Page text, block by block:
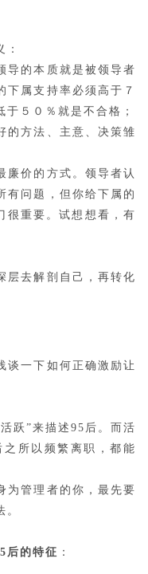
导的本质就是被领导者
下属支持率必须高于７
５０％就是不合格；
的方法、主意、决策雏
价的方式。领导者认
有问题，但你给下属的
很重要。试想想看，有
层去解剖自己，再转化
谈一下如何正确激励让
跃”来描述95后。而活
之所以频繁离职，都能
为管理者的你，最先要
后的特征 ：